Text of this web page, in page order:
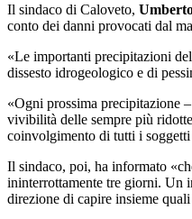
Il sindaco di Caloveto,
conto dei danni provocati dal
«Le importanti precipitazioni
dissesto idrogeologico e di
«Ogni prossima precipitazione
vivibilità delle sempre più
coinvolgimento di tutti i
Il sindaco, poi, ha informato
ininterrottamente tre giorni. Un
direzione di capire insieme